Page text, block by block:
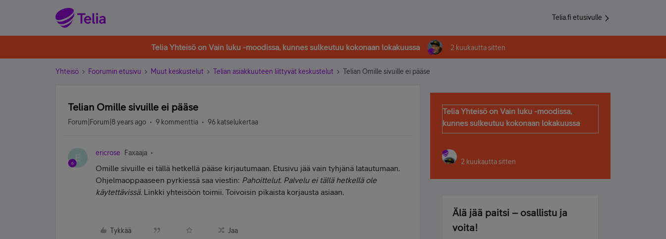
Telia.fi etusivulle
Telia Yhteisö on Vain luku -moodissa, kunnes sulkeutuu kokonaan lokakuussa 2 kuukautta sitten
Yhteisö Foorumin etusivu Muut keskustelut Telian asiakkuuteen liittyvät keskustelut Telian Omille sivuille ei pääse
Telian Omille sivuille ei pääse
Forum|Forum|8 years ago 9 kommenttia 96 katselukertaa
E ericrose Faxaaja
Omille sivuille ei tällä hetkellä pääse kirjautumaan. Etusivu jää vain tyhjänä latautumaan.
Ohjelmaoppaaseen pyrkiessä saa viestin: Pahoittelut. Palvelu ei tällä hetkellä ole
käytettävissä. Linkki yhteisöön toimii. Toivoisin pikaista korjausta asiaan.
Tykkää Jaa
Telia Yhteisö on Vain luku -moodissa,
kunnes sulkeutuu kokonaan lokakuussa
2 kuukautta sitten
Älä jää paitsi – osallistu ja
voita!